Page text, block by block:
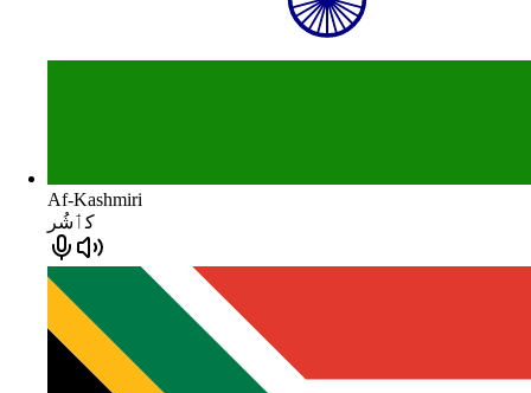
Af-Kashmiri
كٲشُر